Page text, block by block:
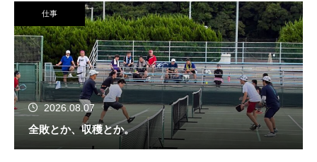
仕事
2026.08.07
全敗とか、収穫とか。